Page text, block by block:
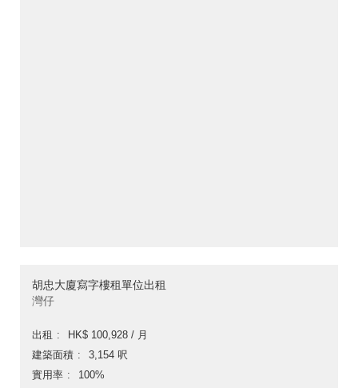
胡忠大廈寫字樓租單位出租
灣仔
出租
HK$ 100,928 / 月
建築面積
3,154 呎
實用率
100%